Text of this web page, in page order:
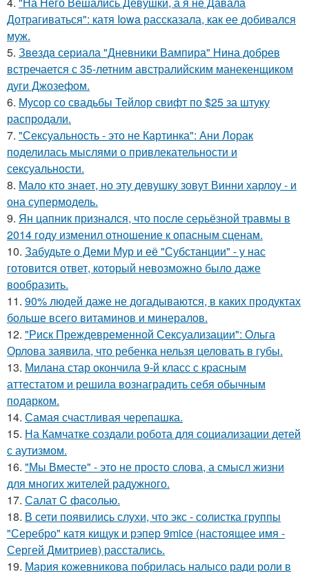
Дотрагиваться": катя Iowa рассказала, как ее добивался
муж.
5. Звeздa сериала "Дневники Вампира" Нина добрев
встречается с 35-летним австралийским манекенщиком
дуги Джозефом.
6. Мусор со свадьбы Тейлор свифт по $25 за штуку
распродали.
7. "Сексуальность - это не Картинка": Ани Лорак
поделилась мыслями о привлекательности и
сексуальности.
8. Мало кто знает, но эту девушку зовут Винни харлоу - и
она супермодель.
9. Ян цапник признался, что после серьёзной травмы в
2014 году изменил отношение к опасным сценам.
10. Забудьте о Деми Мур и её "Субстанции" - у нас
готовится ответ, который невозможно было даже
вообразить.
11. 90% людей даже не догадываются, в каких продуктах
больше всего витаминов и минералов.
12. "Риск Преждевременной Сексуализации": Ольга
Орлова заявила, что ребенка нельзя целовать в губы.
13. Милана стар окончила 9-й класс с красным
аттестатом и решила вознаградить себя обычным
подарком.
14. Самая счастливая черепашка.
15. На Камчатке создали робота для социализации детей
с аутизмом.
16. "Мы Вместе" - это не просто слова, а смысл жизни
для многих жителей радужного.
17. Салат C фaсoлью.
18. В сети появились слухи, что экс - солистка группы
"Серебро" катя кищук и рэпер 9mice (настоящее имя -
Сергей Дмитриев) расстались.
19. Мария кожевникова побрилась налысо ради роли в